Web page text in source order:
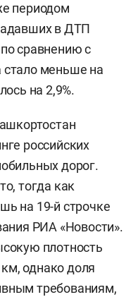
периодом
в ДТП
сравнению с
меньше на
на 2,9%.
российских
дорог.
тогда как
на 19-й строчке
РИА «Новости».
плотность
однако доля
требованиям,